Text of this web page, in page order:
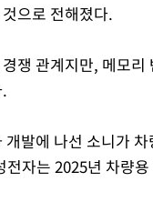
으로 전해졌다.
쟁 관계지만, 메모
발에 나선 소니가
전자는 2025년 차량